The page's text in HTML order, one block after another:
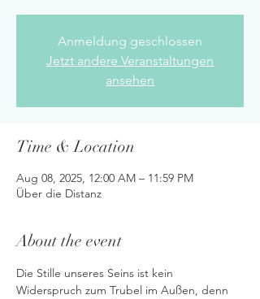
Anmeldung geschlossen
Jetzt andere Veranstaltungen
ansehen
Time & Location
Aug 08, 2025, 12:00 AM – 11:59 PM
Über die Distanz
About the event
Die Stille unseres Seins ist kein
Widerspruch zum Trubel im Außen, denn